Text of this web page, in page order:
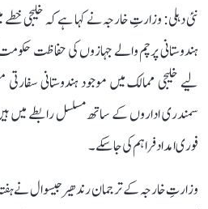
نئی دہلی: وزارتِ خارجہ نے کہا ہے کہ خلیجی خطے
ہندوستانی پرچم والے جہازوں کی حفاظت
لیے خلیجی ممالک میں موجود ہندوستانی
سمندری اداروں کے ساتھ مسلسل رابطے میں
فوری امداد فراہم کی جا سکے۔
وزارتِ خارجہ کے ترجمان رندھیر جیسوال نے